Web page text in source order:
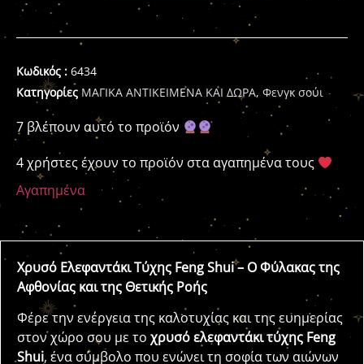
Κωδικός : 6434
Κατηγορίες ΜΑΓΙΚΑ ΑΝΤΙΚΕΙΜΕΝΑ ΚΑΙ ΔΩΡΑ, Φενγκ σούι
7 βλέπουν αυτό το προϊόν
4 χρήστες έχουν το προϊόν στα αγαπημένα τους
Αγαπημένα
Χρυσό Ελεφαντάκι Τύχης Feng Shui – Ο Φύλακας της
Αφθονίας και της Θετικής Ροής
Φέρε την ενέργεια της καλοτυχίας και της ευημερίας
στον χώρο σου με το χρυσό ελεφαντάκι τύχης Feng
Shui, ένα σύμβολο που ενώνει τη σοφία των αιώνων